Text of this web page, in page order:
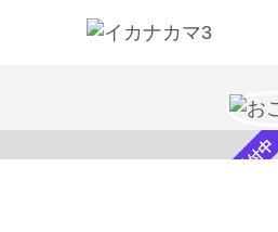
スカウト受付中